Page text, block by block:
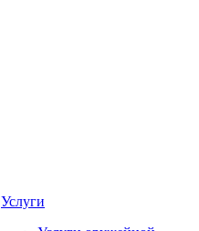
Услуги